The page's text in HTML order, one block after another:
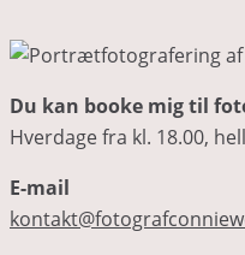
Du kan booke mig til
Hverdage fra kl. 18.00,
E-mail